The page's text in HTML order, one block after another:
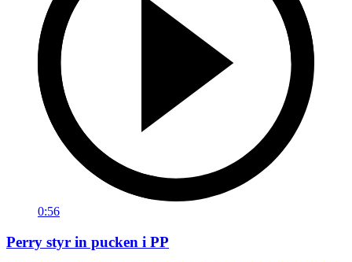
0:56
Perry styr in pucken i PP